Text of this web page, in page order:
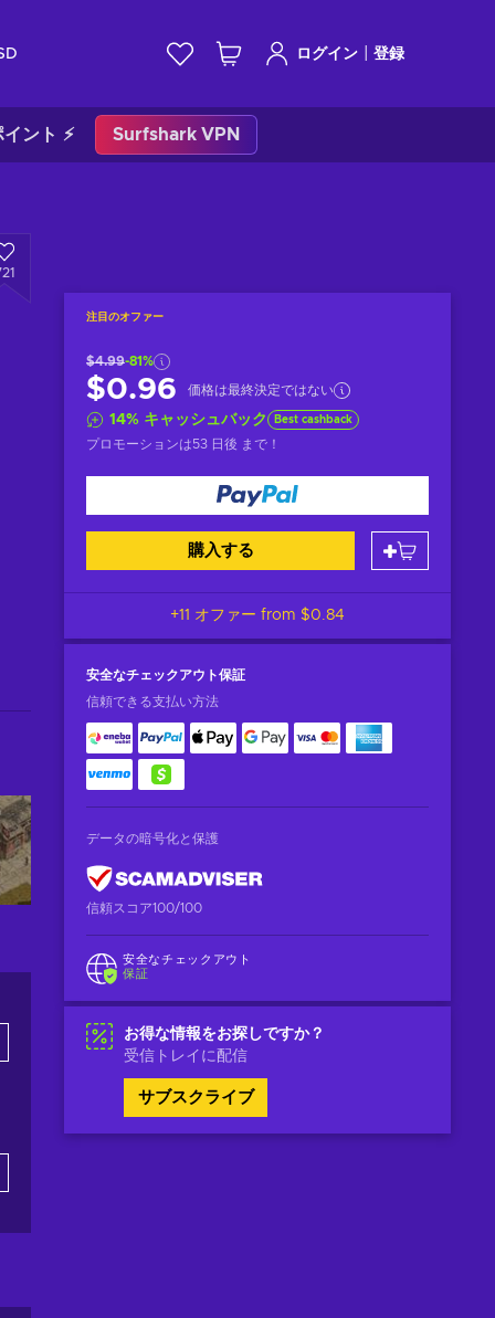
ログイン 登録
ント ⚡ Surfshark VPN
注目のオファー
$4.99-81%
$0.96 価格は最終決定ではない
14% キャッシュバック Best cashback
プロモーションは53 日後 まで！
購入する
+11 オファー from $0.84
安全なチェックアウト保証
信頼できる支払い方法
データの暗号化と保護
信頼スコア100/100
安全なチェックアウト
保証
お得な情報をお探しですか？
受信トレイに配信
サブスクライブ